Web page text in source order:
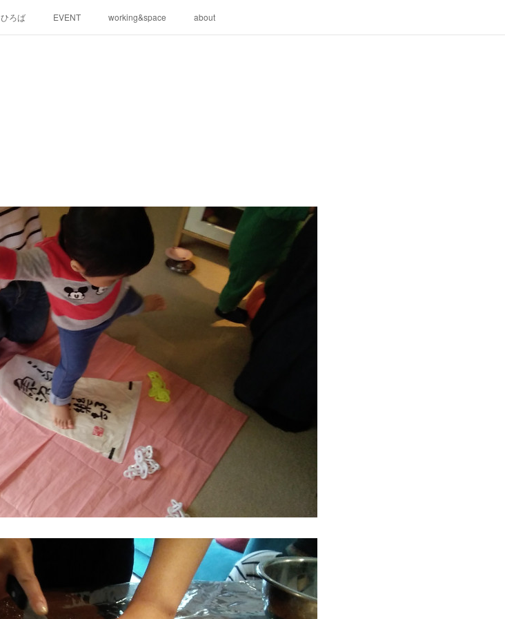
ひろば EVENT working&space about